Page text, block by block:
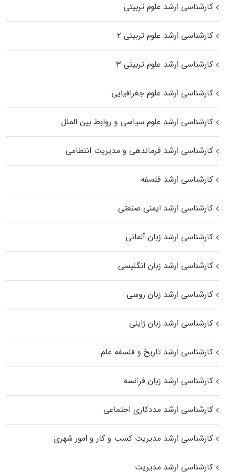
کارشناسی ارشد علوم تربیتی
کارشناسی ارشد علوم تربیتی ۲
کارشناسی ارشد علوم تربیتی ۳
کارشناسی ارشد علوم جغرافیایی
کارشناسی ارشد علوم سیاسی و روابط بین الملل
کارشناسی ارشد فرماندهی و مدیریت انتظامی
کارشناسی ارشد فلسفه
کارشناسی ارشد ایمنی صنعتی
کارشناسی ارشد زبان آلمانی
کارشناسی ارشد زبان انگلیسی
کارشناسی ارشد زبان روسی
کارشناسی ارشد زبان ژاپنی
کارشناسی ارشد تاریخ و فلسفه علم
کارشناسی ارشد زبان فرانسه
کارشناسی ارشد مددکاری اجتماعی
کارشناسی ارشد مدیریت کسب و کار و امور شهری
کارشناسی ارشد مدیریت